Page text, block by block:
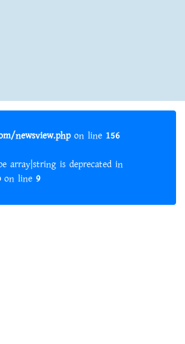
newsview.phpon line 156
array|string is deprecated in
on line 9